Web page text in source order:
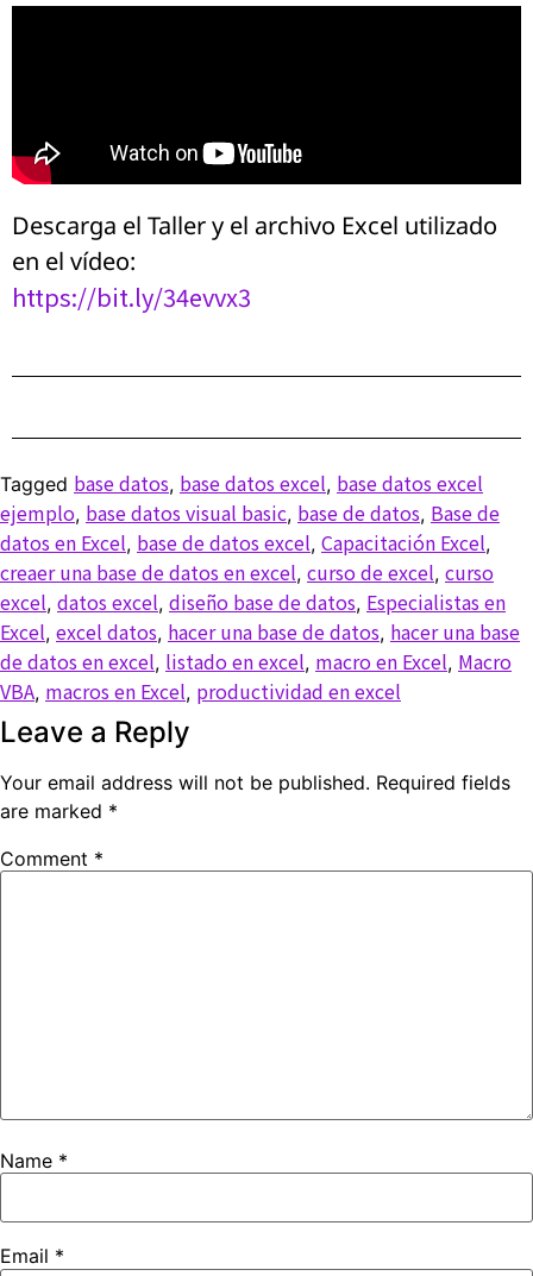
Descarga el Taller y el archivo Excel utilizado
en el vídeo:
https://bit.ly/34evvx3
Tagged base datos, base datos excel, base datos excel
ejemplo, base datos visual basic, base de datos, Base de
datos en Excel, base de datos excel, Capacitación Excel,
creaer una base de datos en excel, curso de excel, curso
excel, datos excel, diseño base de datos, Especialistas en
Excel, excel datos, hacer una base de datos, hacer una base
de datos en excel, listado en excel, macro en Excel, Macro
VBA, macros en Excel, productividad en excel
Leave a Reply
Your email address will not be published. Required fields
are marked *
Comment *
Name *
Email *